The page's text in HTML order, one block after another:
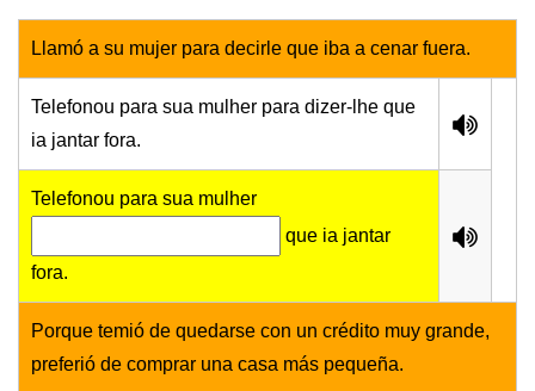
Llamó a su mujer para decirle que iba a cenar fuera.
Telefonou para sua mulher para dizer-lhe que
ia jantar fora.
Telefonou para sua mulher
que ia jantar
fora.
Porque temió de quedarse con un crédito muy grande,
preferió de comprar una casa más pequeña.